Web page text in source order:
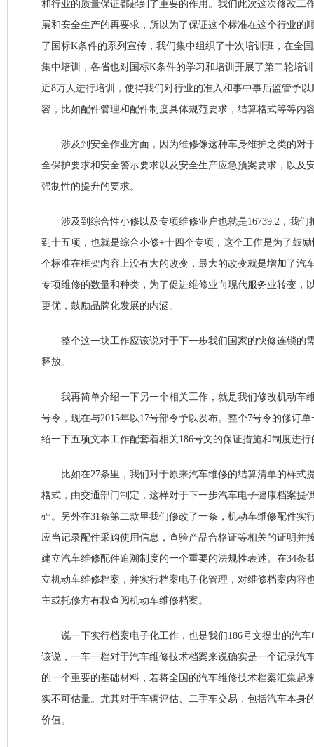
和行业的质量保证都起到了重要的作用。我们此次这次修改工
展和安全生产的再要求，所以为了保证这个标准在这个行业的
了国标K条件的系列宣传，我们集中组织了十次培训班，在全
集中培训，各省也对国标K条件的学习和培训开展了第二轮培
近8万人进行培训，使得我们对行业的准入和事中事后监管予
容，比如配件管理和配件制度具体规范要求，结算格式等等内
涉及到安全作业方面，因为维修像这种车身维护之类的对
全保护要求和安全警示要求以及安全生产应急预案要求，以及
强制性的提升的要求。
涉及到综合性小修以及专项维修业户也就是16739.2，我们
到十五项，也就是综合小修+十四个专项，这个工作是为了鼓
个标准在框架内容上没有大的改变，最大的改变就是增加了汽
专项维修的数量和种类，为了促进维修业向现代服务业转变，
更优，鼓励品牌化发展的内涵。
整个这一块工作应该说对于下一步我们国家的快修连锁的
释放。
我再简单介绍一下另一个相关工作，就是我们修改机动车
号令，现在与2015年以17号部令予以发布。整个7号令的修订
绍一下五项文本工作配套着相关186号文的保证措施和制度进行
比如在27条里，我们对于原来汽车维修的结算清单的样式
格式，由交通部门制定，这样对于下一步汽车电子健康档案提
础。另外在31条第二款里我们修改了一条，机动车维修配件实
应当记录配件采购使用信息，查验产品合格证等相关的证明并
建立汽车维修配件追溯制度的一个重要的法规性表述。在34条
立机动车维修档案，并实行档案电子化管理，对维修档案内容
主或托修方有权查阅机动车维修档案。
说一下实行档案电子化工作，也是我们186号文提出的汽车
该说，一车一档对于汽车维修技术档案来说确实是一个记录汽
的一个重要的基础材料，若将全国的汽车维修技术档案汇集起
实不可估量。尤其对于车辆评估、二手车交易，包括汽车本身
价值。